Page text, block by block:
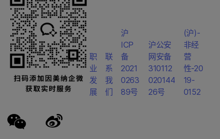
职
业
发
展
联
系
我
们
沪
ICP
备
2021
0263
89号
沪公安
网安备
310112
020144
26号
(沪)-
非经
营
性-20
19-
0152